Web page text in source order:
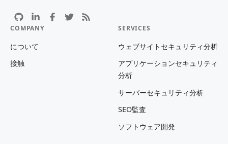
COMPANY
について
接触
SERVICES
ウェブサイトセキュリティ分析
アプリケーションセキュリティ
分析
サーバーセキュリティ分析
SEO監査
ソフトウェア開発